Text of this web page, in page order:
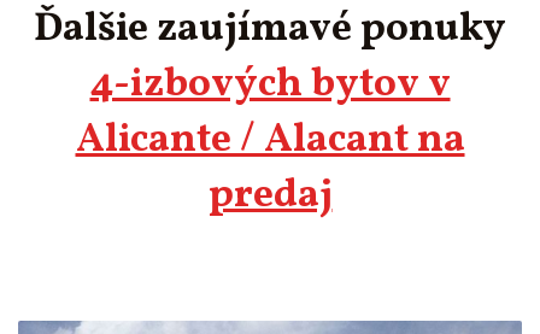
Ďalšie zaujímavé ponuky
4-izbových bytov v
Alicante / Alacant na
predaj